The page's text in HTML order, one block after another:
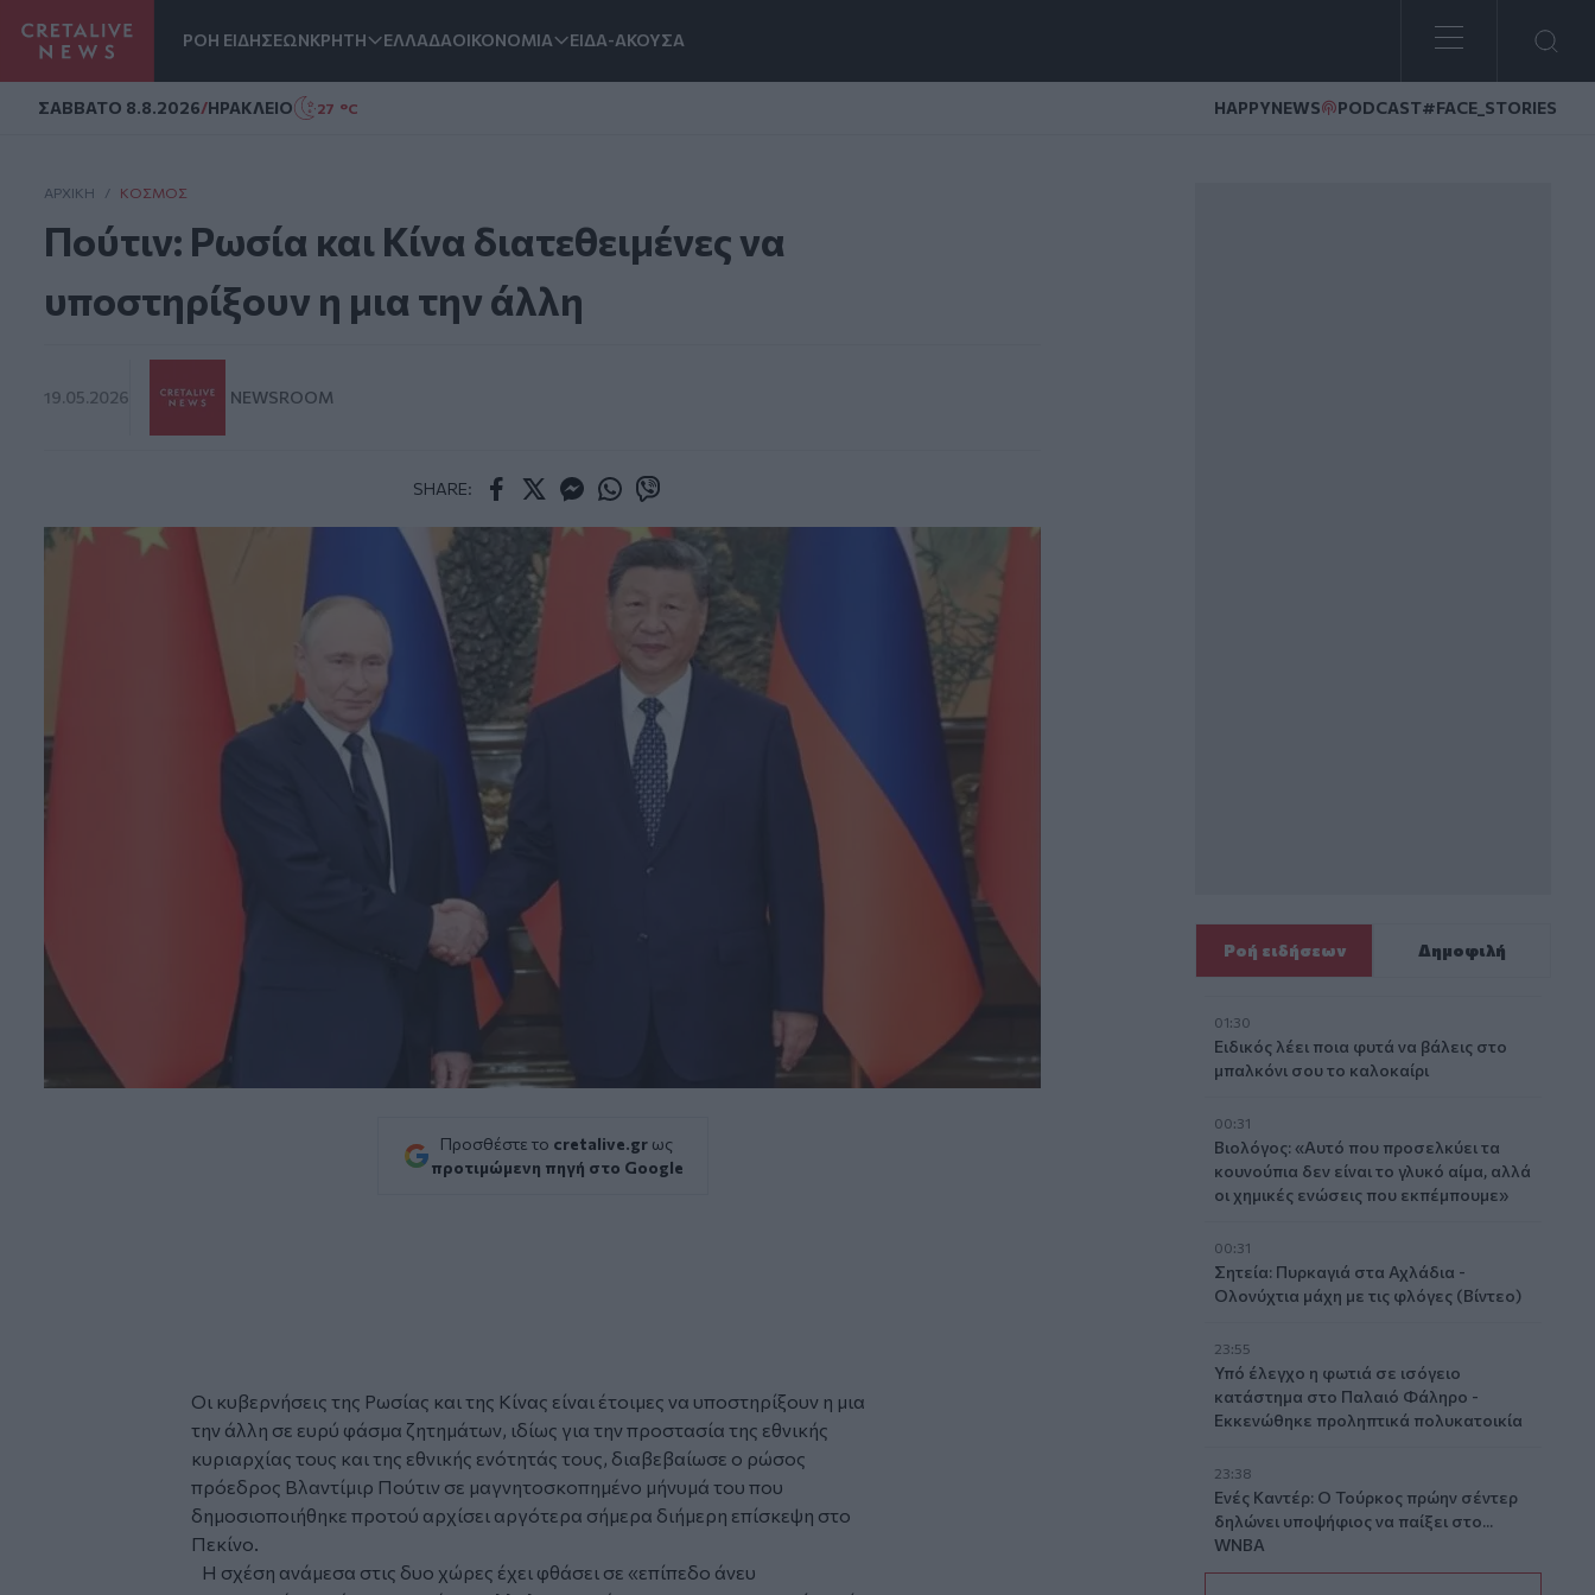
ΡΟΗ ΕΙΔΗΣΕΩΝΚΡΗΤΗ ΕΛΛΑΔΑΟΙΚΟΝΟΜΙΑ ΕΙΔΑ-ΑΚΟΥΣΑ
ΣAΒΒΑΤΟ 8.8.2026/ΗΡΑΚΛΕΙΟ 27 °C HAPPYNEWS PODCAST#FACE_STORIES
ΑΡΧΙΚΗ / ΚΌΣΜΟΣ
Πούτιν: Ρωσία και Κίνα διατεθειμένες να
υποστηρίξουν η μια την άλλη
19.05.2026 NEWSROOM
SHARE:
Προσθέστε το cretalive.gr ως
προτιμώμενη πηγή στο Google
Οι κυβερνήσεις της Ρωσίας και της Κίνας είναι έτοιμες να υποστηρίξουν η μια
την άλλη σε ευρύ φάσμα ζητημάτων, ιδίως για την προστασία της εθνικής
κυριαρχίας τους και της εθνικής ενότητάς τους, διαβεβαίωσε ο ρώσος
πρόεδρος Βλαντίμιρ Πούτιν σε μαγνητοσκοπημένο μήνυμά του που
δημοσιοποιήθηκε προτού αρχίσει αργότερα σήμερα διήμερη επίσκεψη στο
Πεκίνο.
Η σχέση ανάμεσα στις δυο χώρες έχει φθάσει σε «επίπεδο άνευ
Ροή ειδήσεων Δημοφιλή
01:30
Ειδικός λέει ποια φυτά να βάλεις στο
μπαλκόνι σου το καλοκαίρι
00:31
Βιολόγος: «Αυτό που προσελκύει τα
κουνούπια δεν είναι το γλυκό αίμα, αλλά
οι χημικές ενώσεις που εκπέμπουμε»
00:31
Σητεία: Πυρκαγιά στα Αχλάδια -
Ολονύχτια μάχη με τις φλόγες (Βίντεο)
23:55
Υπό έλεγχο η φωτιά σε ισόγειο
κατάστημα στο Παλαιό Φάληρο -
Εκκενώθηκε προληπτικά πολυκατοικία
23:38
Ενές Καντέρ: Ο Τούρκος πρώην σέντερ
δηλώνει υποψήφιος να παίξει στο...
WNBA